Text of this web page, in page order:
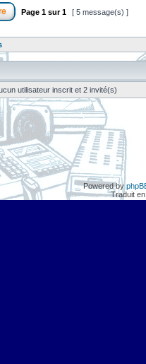
Page 1 sur1 [ 5 message(s) ]
utilisateur inscrit et 2 invité(s)
Powered by
Traduit